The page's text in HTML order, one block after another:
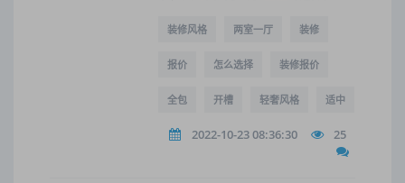
装修风格 两室一厅 装修
报价 怎么选择 装修报价
全包 开槽 轻奢风格 适中
2022-10-23 08:36:30 25